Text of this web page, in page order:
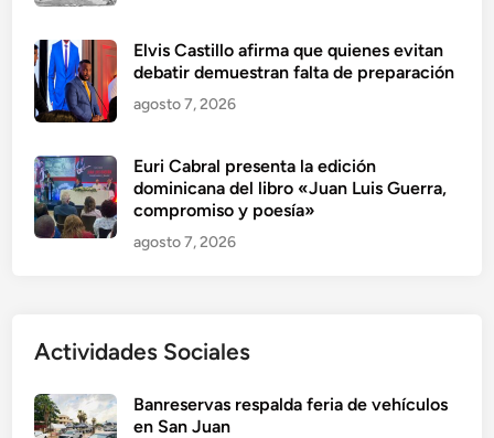
Elvis Castillo afirma que quienes evitan
debatir demuestran falta de preparación
agosto 7, 2026
Euri Cabral presenta la edición
dominicana del libro «Juan Luis Guerra,
compromiso y poesía»
agosto 7, 2026
Actividades Sociales
Banreservas respalda feria de vehículos
en San Juan